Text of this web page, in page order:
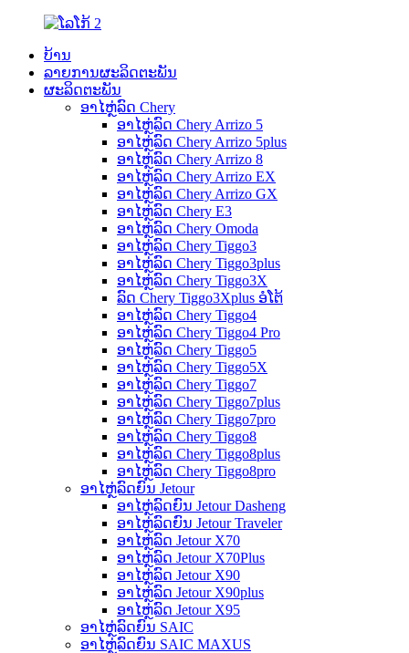
ບ້ານ
ລາຍການຜະລິດຕະພັນ
ຜະລິດຕະພັນ
ອາໄຫຼ່ລົດ Chery
ອາໄຫຼ່ລົດ Chery Arrizo 5
ອາໄຫຼ່ລົດ Chery Arrizo 5plus
ອາໄຫຼ່ລົດ Chery Arrizo 8
ອາໄຫຼ່ລົດ Chery Arrizo EX
ອາໄຫຼ່ລົດ Chery Arrizo GX
ອາໄຫຼ່ລົດ Chery E3
ອາໄຫຼ່ລົດ Chery Omoda
ອາໄຫຼ່ລົດ Chery Tiggo3
ອາໄຫຼ່ລົດ Chery Tiggo3plus
ອາໄຫຼ່ລົດ Chery Tiggo3X
ລົດ Chery Tiggo3Xplus ອໍໂຕ້
ອາໄຫຼ່ລົດ Chery Tiggo4
ອາໄຫຼ່ລົດ Chery Tiggo4 Pro
ອາໄຫຼ່ລົດ Chery Tiggo5
ອາໄຫຼ່ລົດ Chery Tiggo5X
ອາໄຫຼ່ລົດ Chery Tiggo7
ອາໄຫຼ່ລົດ Chery Tiggo7plus
ອາໄຫຼ່ລົດ Chery Tiggo7pro
ອາໄຫຼ່ລົດ Chery Tiggo8
ອາໄຫຼ່ລົດ Chery Tiggo8plus
ອາໄຫຼ່ລົດ Chery Tiggo8pro
ອາໄຫຼ່ລົດຍົນ Jetour
ອາໄຫຼ່ລົດຍົນ Jetour Dasheng
ອາໄຫຼ່ລົດຍົນ Jetour Traveler
ອາໄຫຼ່ລົດ Jetour X70
ອາໄຫຼ່ລົດ Jetour X70Plus
ອາໄຫຼ່ລົດ Jetour X90
ອາໄຫຼ່ລົດ Jetour X90plus
ອາໄຫຼ່ລົດ Jetour X95
ອາໄຫຼ່ລົດຍົນ SAIC
ອາໄຫຼ່ລົດຍົນ SAIC MAXUS